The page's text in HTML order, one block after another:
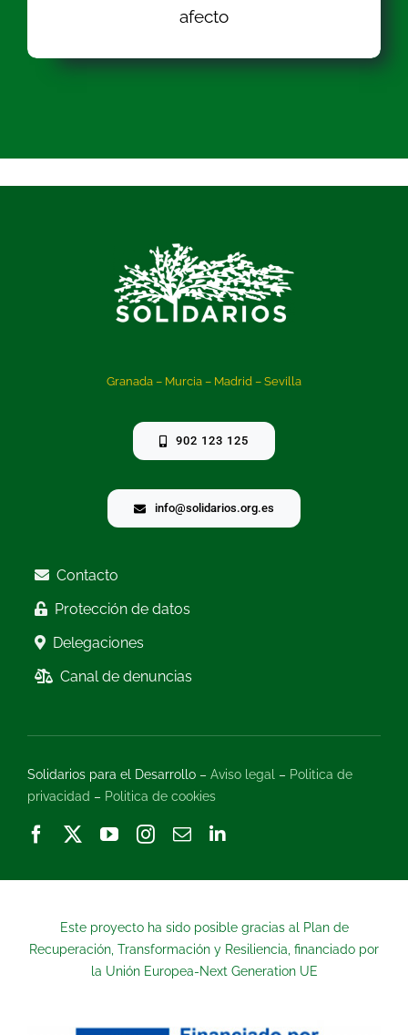
afecto
Granada – Murcia – Madrid – Sevilla
902 123 125
info@solidarios.org.es
Contacto
Protección de datos
Delegaciones
Canal de denuncias
Solidarios para el Desarrollo – Aviso legal – Politica de
privacidad – Politica de cookies
Este proyecto ha sido posible gracias al Plan de
Recuperación, Transformación y Resiliencia, financiado por
la Unión Europea-Next Generation UE